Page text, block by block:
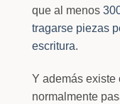
que al menos
tragarse piezas
escritura.
Y además existe
normalmente